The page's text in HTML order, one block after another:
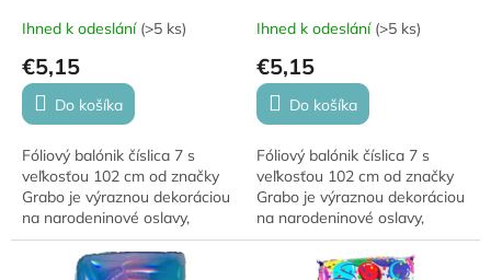
Ihned k odeslání (>5 ks)
€5,15
Do košíka
Fóliový balónik číslica 7 s
veľkosťou 102 cm od značky
Grabo je výraznou dekoráciou
na narodeninové oslavy,
výročia, jubileá aj ďalšie
slávnostné príležitosti. Balónik
Ihned k odeslání (>5 ks)
€5,15
Do košíka
Fóliový balónik číslica 7 s
veľkosťou 102 cm od značky
Grabo je výraznou dekoráciou
na narodeninové oslavy,
výročia, jubileá aj ďalšie
slávnostné príležitosti. Balónik